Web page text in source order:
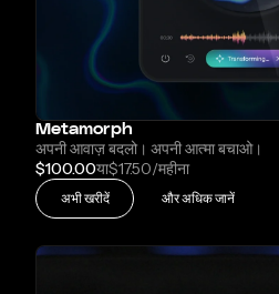
Metamorph
अपनी आवाज़ बदलो। अपनी आत्मा बचाओ।
$100.00या$17.50/महीना
अभी खरीदें और अधिक जानें